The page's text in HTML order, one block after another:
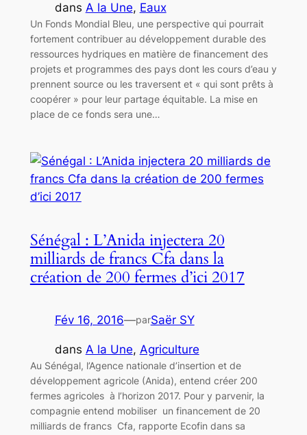
dans A la Une, Eaux
Un Fonds Mondial Bleu, une perspective qui pourrait
fortement contribuer au développement durable des
ressources hydriques en matière de financement des
projets et programmes des pays dont les cours d’eau y
prennent source ou les traversent et « qui sont prêts à
coopérer » pour leur partage équitable. La mise en
place de ce fonds sera une…
Sénégal : L’Anida injectera 20
milliards de francs Cfa dans la
création de 200 fermes d’ici 2017
Fév 16, 2016—parSaër SY
dans A la Une, Agriculture
Au Sénégal, l’Agence nationale d’insertion et de
développement agricole (Anida), entend créer 200
fermes agricoles à l’horizon 2017. Pour y parvenir, la
compagnie entend mobiliser un financement de 20
milliards de francs Cfa, rapporte Ecofin dans sa